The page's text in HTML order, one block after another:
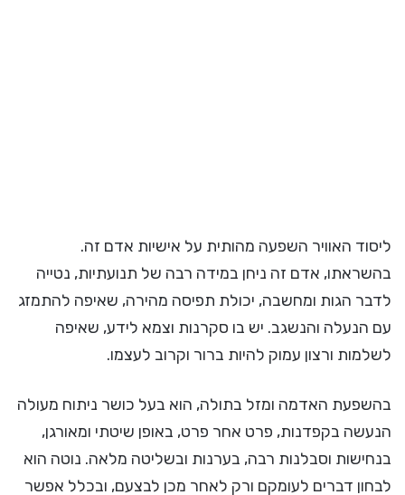
ליסוד האוויר השפעה מהותית על אישיות אדם זה.
בהשראתו, אדם זה ניחן במידה רבה של תנועתיות, נטייה
לדבר הגות ומחשבה, יכולת תפיסה מהירה, שאיפה להתמזג
עם הנעלה והנשגב. יש בו סקרנות וצמא לידע, שאיפה
לשלמות ורצון עמוק להיות ברור וקרוב לעצמו.
בהשפעת האדמה ומזל בתולה, הוא בעל כושר ניתוח מעולה
הנעשה בקפדנות, פרט אחר פרט, באופן שיטתי ומאורגן,
בנחישות וסבלנות רבה, בערנות ובשליטה מלאה. נוטה הוא
לבחון דברים לעומקם ורק לאחר מכן לבצעם, ובכלל אפשר